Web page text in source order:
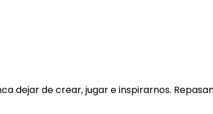
dejar de crear, jugar e inspirarnos.